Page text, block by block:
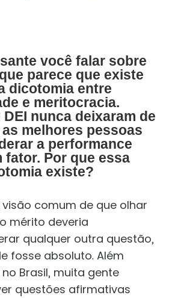
você falar sobre
parece que existe
dicotomia entre
e meritocracia.
DEI nunca deixaram de
melhores pessoas
a performance
fator. Por que essa
existe?
visão comum de que olhar
mérito deveria
qualquer outra questão,
fosse absoluto. Além
Brasil, muita gente
questões afirmativas